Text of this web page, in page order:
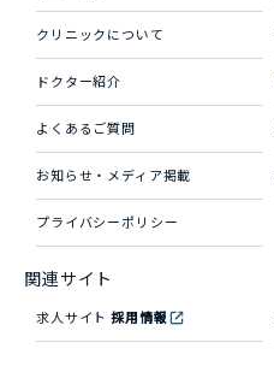
クリニックについて
ドクター紹介
よくあるご質問
お知らせ・メディア掲載
プライバシーポリシー
関連サイト
求人サイト採用情報